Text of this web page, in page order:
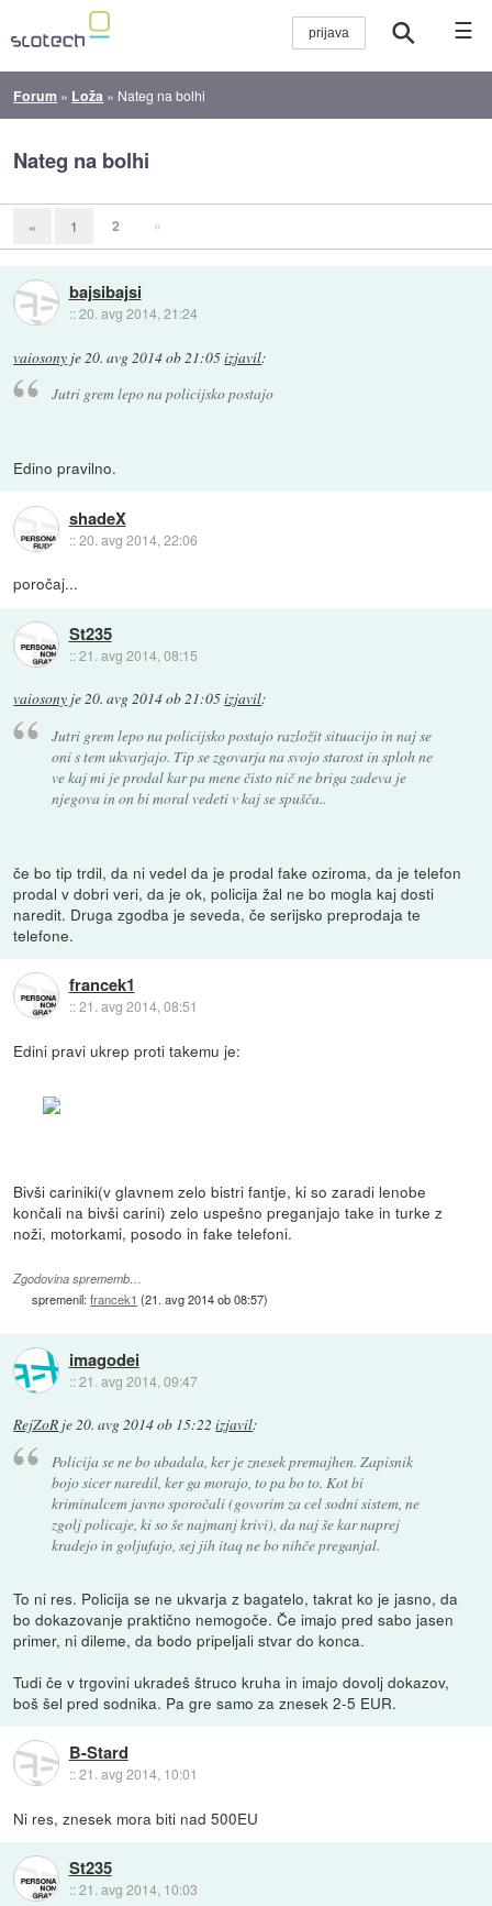
☰
Forum » Loža » Nateg na bolhi
Nateg na bolhi
« 1 2 »
bajsibajsi
::20. avg 2014, 21:24
vaiosony je20. avg 2014 ob 21:05izjavil:
Jutri grem lepo na policijsko postajo
Edino pravilno.
shadeX
::20. avg 2014, 22:06
poročaj...
St235
::21. avg 2014, 08:15
vaiosony je20. avg 2014 ob 21:05izjavil:
Jutri grem lepo na policijsko postajo razložit situacijo in naj se
oni s tem ukvarjajo. Tip se zgovarja na svojo starost in sploh ne
ve kaj mi je prodal kar pa mene čisto nič ne briga zadeva je
njegova in on bi moral vedeti v kaj se spušča..
če bo tip trdil, da ni vedel da je prodal fake oziroma, da je telefon
prodal v dobri veri, da je ok, policija žal ne bo mogla kaj dosti
naredit. Druga zgodba je seveda, če serijsko preprodaja te
telefone.
francek1
::21. avg 2014, 08:51
Edini pravi ukrep proti takemu je:
Bivši cariniki(v glavnem zelo bistri fantje, ki so zaradi lenobe
končali na bivši carini) zelo uspešno preganjajo take in turke z
noži, motorkami, posodo in fake telefoni.
Zgodovina sprememb…
spremenil:francek1 (21. avg 2014 ob 08:57)
imagodei
::21. avg 2014, 09:47
RejZoR je20. avg 2014 ob 15:22 izjavil:
Policija se ne bo ubadala, ker je znesek premajhen. Zapisnik
bojo sicer naredil, ker ga morajo, to pa bo to. Kot bi
kriminalcem javno sporočali (govorim za cel sodni sistem, ne
zgolj policaje, ki so še najmanj krivi), da naj še kar naprej
kradejo in goljufajo, sej jih itaq ne bo nihče preganjal.
To ni res. Policija se ne ukvarja z bagatelo, takrat ko je jasno, da
bo dokazovanje praktično nemogoče. Če imajo pred sabo jasen
primer, ni dileme, da bodo pripeljali stvar do konca.
Tudi če v trgovini ukradeš štruco kruha in imajo dovolj dokazov,
boš šel pred sodnika. Pa gre samo za znesek 2-5 EUR.
B-Stard
::21. avg 2014, 10:01
Ni res, znesek mora biti nad 500EU
St235
::21. avg 2014, 10:03